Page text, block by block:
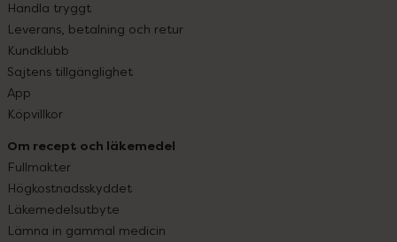
Handla tryggt
Leverans, betalning och retur
Kundklubb
Sajtens tillgänglighet
App
Köpvillkor
Om recept och läkemedel
Fullmakter
Högkostnadsskyddet
Läkemedelsutbyte
Lämna in gammal medicin